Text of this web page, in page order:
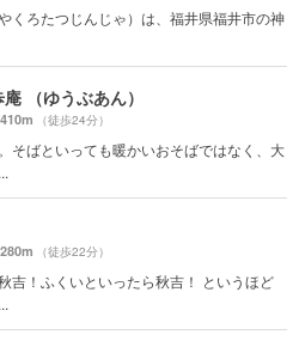
くろたつじんじゃ）は、福井県福井市の神
（ゆうぶあん）
（徒歩24分）
そばといっても暖かいおそばではなく、大
（徒歩22分）
吉！ふくいといったら秋吉！ というほど